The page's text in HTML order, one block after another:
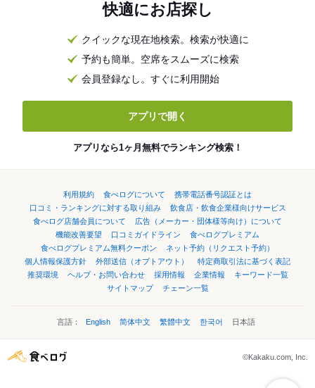
快適にお店探し
クイックな現在地検索。検索が快適に
予約も簡単。空席をスムーズに検索
会員登録なし。すぐに利用開始
アプリで開く
アプリなら1ヶ月無料でランキング検索！
利用規約 食べログについて
携帯電話番号認証とは
口コミ・ランキングに対する取り組み
飲食店・飲食企業様向けサービス
食べログ店舗会員について
広告（メーカー・団体様等向け）について
機能改善要望
口コミガイドライン
食べログプレミアム
食べログプレミアム無料クーポン
ネット予約（リクエスト予約）
個人情報保護方針
外部送信（オプトアウト）
特定商取引法に基づく表記
推奨環境
ヘルプ・お問い合わせ 採用情報 企業情報
キーワード一覧
サイトマップ
チェーン一覧
言語： English 简体中文 繁體中文 한국어 日本語
©Kakaku.com, Inc.